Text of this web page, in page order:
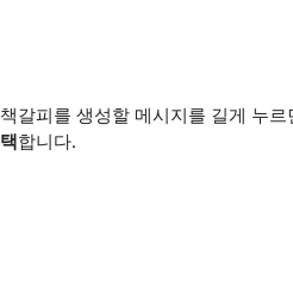
책갈피를 생성할 메시지를 길게 누
택합니다.